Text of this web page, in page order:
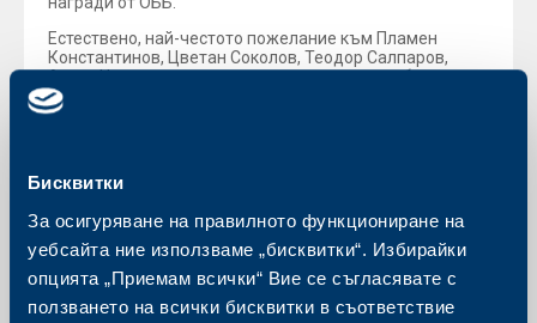
Бисквитки
За осигуряване на правилното функциониране на
уебсайта ние използваме „бисквитки“. Избирайки
опцията „Приемам всички“ Вие се съгласявате с
ползването на всички бисквитки в съответствие
Естествено, най-честото пожелание към Пламен
Константинов, Цветан Соколов, Теодор Салпаров,
Алекс Николов и останалите национали пък беше
купата да дойде отново у нас още на 17 септември.
купата, не искам да гледаме толкова надалеч,
покаже че върви напред и има бъдеще, което е важно
за целия български волейбол“, каза преди
официалната част треньорът и допълни, че е доволен
от момчетата и резултатите в проведените контроли.